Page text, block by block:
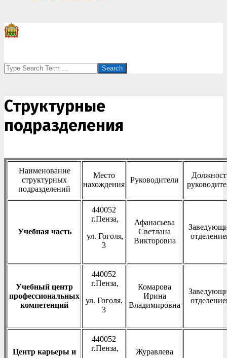
Search
Структурные
подразделения
Наименование
структурных
подразделений
Место
нахождения
Руководители
Учебная часть
440052
г.Пенза,
ул. Гоголя,
3
Афанасьева
Светлана
Викторовна
Учебный центр
профессиональных
компетенций
440052
г.Пенза,
ул. Гоголя,
3
Комарова
Ирина
Владимировна
Центр карьеры и
440052
г.Пенза,
Журавлева